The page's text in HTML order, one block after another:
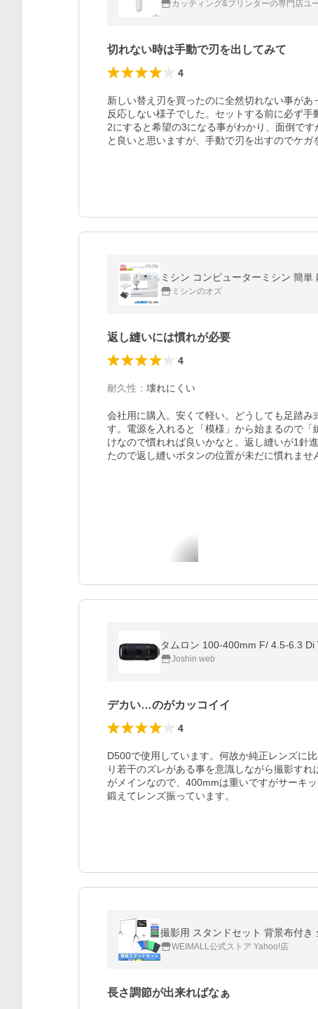
カッティング&プリンターの専門店ユ
切れない時は手動で刃を出してみて
4
新しい替え刃を買ったのに全然切れない事が
反応しない様子でした。セットする前に必ず
2にすると希望の3になる事がわかり、面倒で
と良いと思いますが、手動で刃を出すのでケガ
ミシン コンピューターミシン 簡
ミシンのオズ
返し縫いには慣れが必要
4
耐久性 ： 壊れにくい
会社用に購入。安くて軽い。どうしても足踏
す。電源を入れると「模様」から始まるので
けなので慣れれば良いかなと。返し縫いが1針
たので返し縫いボタンの位置が未だに慣れませ
タムロン 100-400mm F/ 4.5-6.3
Joshin web
デカい…のがカッコイイ
4
D500で使用しています。何故か純正レンズに
り若干のズレがある事を意識しながら撮影す
がメインなので、400mmは重いですがサーキ
鍛えてレンズ振っています。
撮影用 スタンドセット 背景布付
WEIMALL公式ストア Yahoo!店
長さ調節が出来ればなぁ